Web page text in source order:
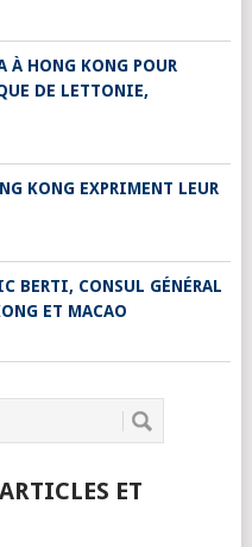
À HONG KONG POUR
DE LETTONIE,
KONG EXPRIMENT LEUR
BERTI, CONSUL GÉNÉRAL
ET MACAO
ET